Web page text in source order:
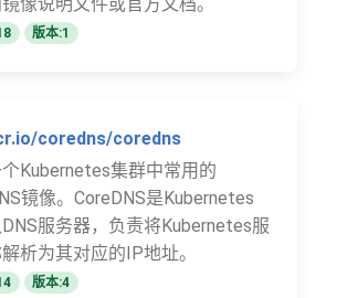
版本:1
coredns/coredns
Kubernetes集群中常用的
镜像。CoreDNS是Kubernetes
服务器，负责将Kubernetes服
析为其对应的IP地址。
版本:4